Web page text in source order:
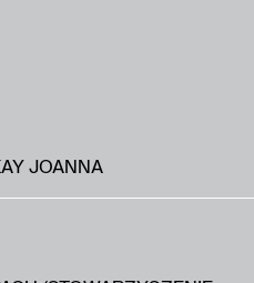
JOANNA